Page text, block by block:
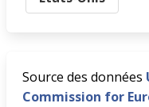
Source des données
Commission for